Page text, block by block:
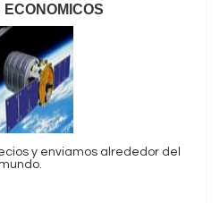
ECONOMICOS
y enviamos alrededor del